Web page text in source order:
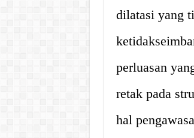
dilatasi yang
perluasan
retak pada
hal